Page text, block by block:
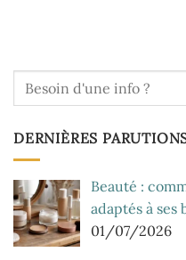
DERNIÈRES
Beauté :
adaptés à ses
01/07/2026